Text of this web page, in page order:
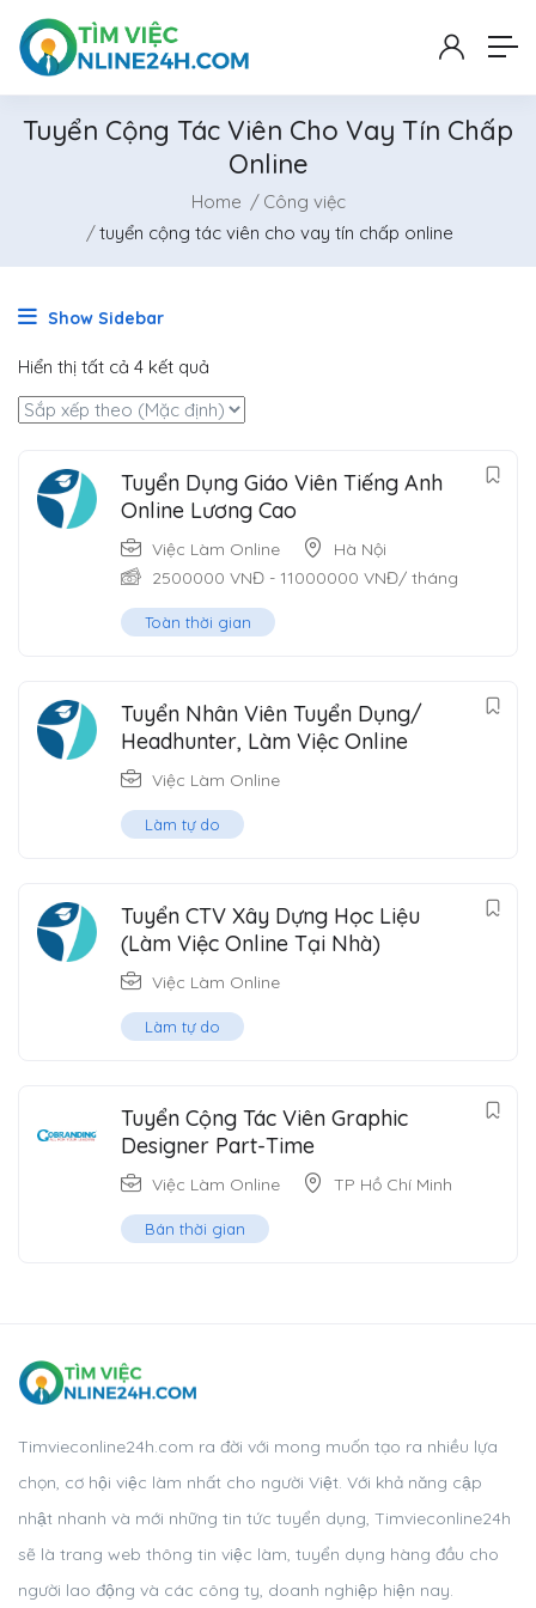
Tuyển Cộng Tác Viên Cho Vay Tín Chấp
Online
Home
Công việc
tuyển cộng tác viên cho vay tín chấp online
Show Sidebar
Hiển thị tất cả 4 kết quả
Tuyển Dụng Giáo Viên Tiếng Anh
Online Lương Cao
Việc Làm Online
Hà Nội
2500000 VNĐ - 11000000 VNĐ/ tháng
Toàn thời gian
Tuyển Nhân Viên Tuyển Dụng/
Headhunter, Làm Việc Online
Việc Làm Online
Làm tự do
Tuyển CTV Xây Dựng Học Liệu
(Làm Việc Online Tại Nhà)
Việc Làm Online
Làm tự do
Tuyển Cộng Tác Viên Graphic
Designer Part-Time
Việc Làm Online TP Hồ Chí Minh
Bán thời gian
Timvieconline24h.com ra đời với mong muốn tạo ra nhiều lựa
chọn, cơ hội việc làm nhất cho người Việt. Với khả năng cập
nhật nhanh và mới những tin tức tuyển dụng, Timvieconline24h
sẽ là trang web thông tin việc làm, tuyển dụng hàng đầu cho
người lao động và các công ty, doanh nghiệp hiện nay.